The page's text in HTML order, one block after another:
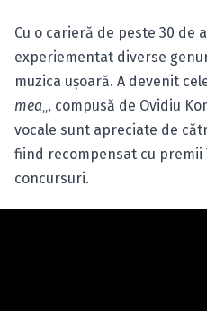
Cu o carieră de peste 30 de
experiementat diverse
muzica uşoară. A devenit
mea „, compusă de Ovidiu
vocale sunt apreciate de
fiind recompensat cu premii
concursuri.